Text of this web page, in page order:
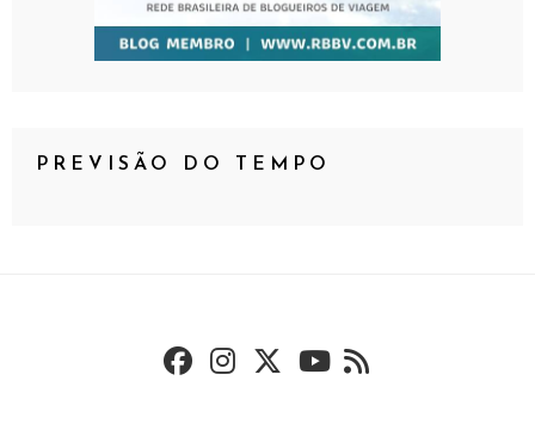
PREVISÃO DO TEMPO